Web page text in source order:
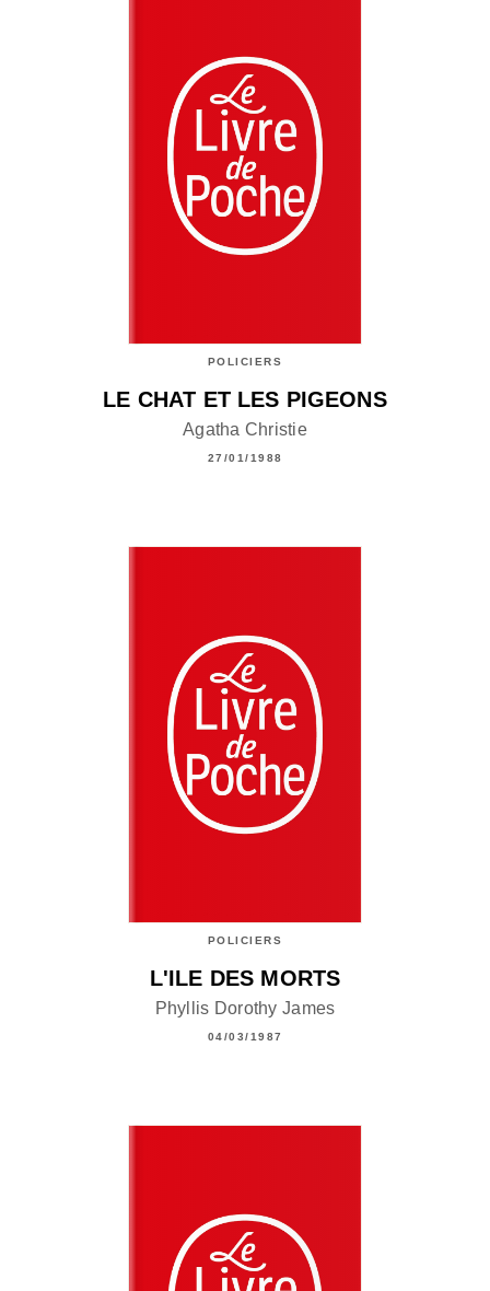
POLICIERS
LE CHAT ET LES PIGEONS
Agatha Christie
27/01/1988
POLICIERS
L'ILE DES MORTS
Phyllis Dorothy James
04/03/1987